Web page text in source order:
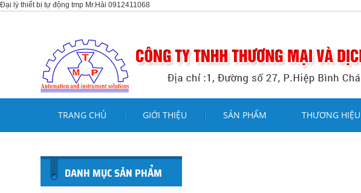
Đại lý thiết bị tự động tmp Mr.Hải 0912411068
TRANG CHỦ GIỚI THIỆU SẢN PHẨM THƯƠNG HIỆU
DANH MỤC SẢN PHẨM